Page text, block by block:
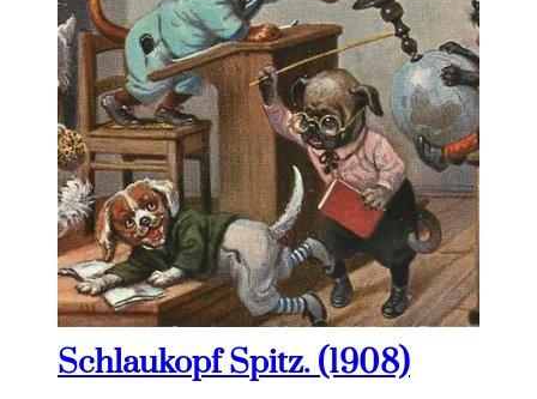
Schlaukopf Spitz. (1908)